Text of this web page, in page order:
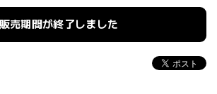
販売期間が終了しました